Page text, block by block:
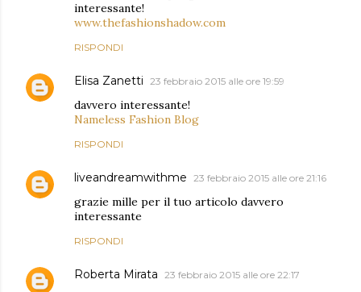
interessante!
www.thefashionshadow.com
RISPONDI
Elisa Zanetti 23 febbraio 2015 alle ore 19:59
davvero interessante!
Nameless Fashion Blog
RISPONDI
liveandreamwithme 23 febbraio 2015 alle ore 21:16
grazie mille per il tuo articolo davvero
interessante
RISPONDI
Roberta Mirata 23 febbraio 2015 alle ore 22:17